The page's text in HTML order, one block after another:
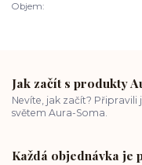
Objem:
Jak začít s produkty
Nevíte, jak začít? Připravili
světem Aura-Soma.
Každá objednávka je